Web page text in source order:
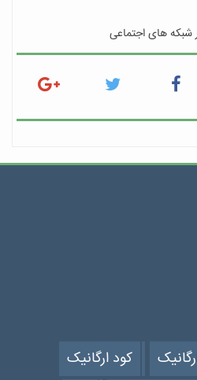
شبکه های اجتماعی
کود ارگانیک